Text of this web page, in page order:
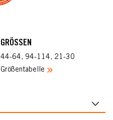
GRÖSSEN
44-64, 94-114, 21-30
Größentabelle